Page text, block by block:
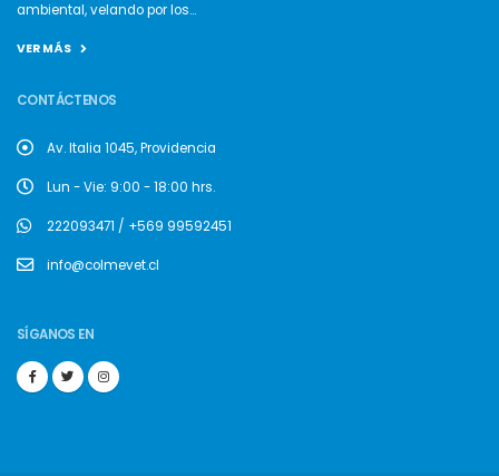
ambiental, velando por los...
VER MÁS
CONTÁCTENOS
Av. Italia 1045, Providencia
Lun - Vie: 9:00 - 18:00 hrs.
222093471 / +569 99592451
info@colmevet.cl
SÍGANOS EN